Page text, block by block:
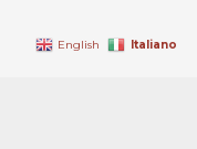
English Italiano